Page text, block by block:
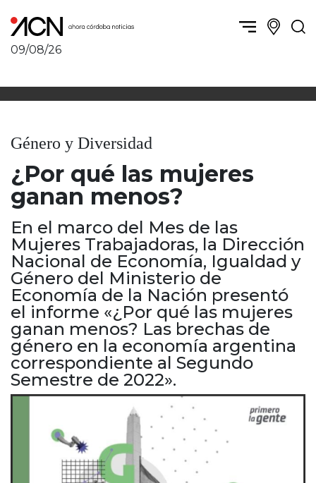
09/08/26
Política y Economía
Córdoba obrera
Córdoba, la Docta
Ambiente y sustentabilidad
Deportes
Córdoba diverse
Córdoba independiente
Nacionales
Internacionales
Humor
Córdoba, la ciudad
Villa María y zona
San Francisco y zona
Traslasierra
Punilla / Carlos Paz
Alta Gracia
Marcos Juárez
Río Primero
Valle de Calamuchita
Jesús María y norte
Cruz del Eje
Corredor de Ansenuza
La Carlota y zona
Laboulaye y sur
Bell Ville
Río Tercero
Despeñaderos
Género y Diversidad
¿Por qué las mujeres
ganan menos?
En el marco del Mes de las
Mujeres Trabajadoras, la Dirección
Nacional de Economía, Igualdad y
Género del Ministerio de
Economía de la Nación presentó
el informe «¿Por qué las mujeres
ganan menos? Las brechas de
género en la economía argentina
correspondiente al Segundo
Semestre de 2022».